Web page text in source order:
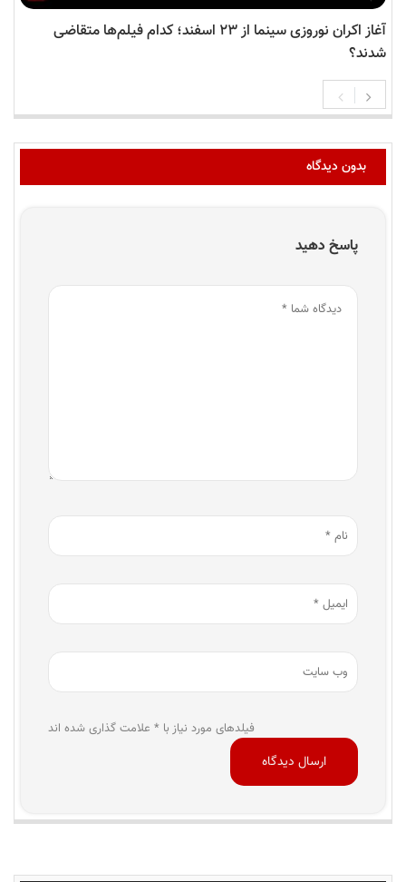
آغاز اکران نوروزی سینما از ۲۳ اسفند؛ کدام فیلم‌ها متقاضی
شدند؟
بدون دیدگاه
پاسخ دهید
فیلدهای مورد نیاز با * علامت گذاری شده اند